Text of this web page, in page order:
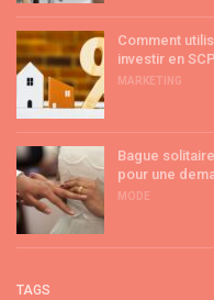
Comment
investir en
MARKETING
Bague
pour une
MODE
TAGS